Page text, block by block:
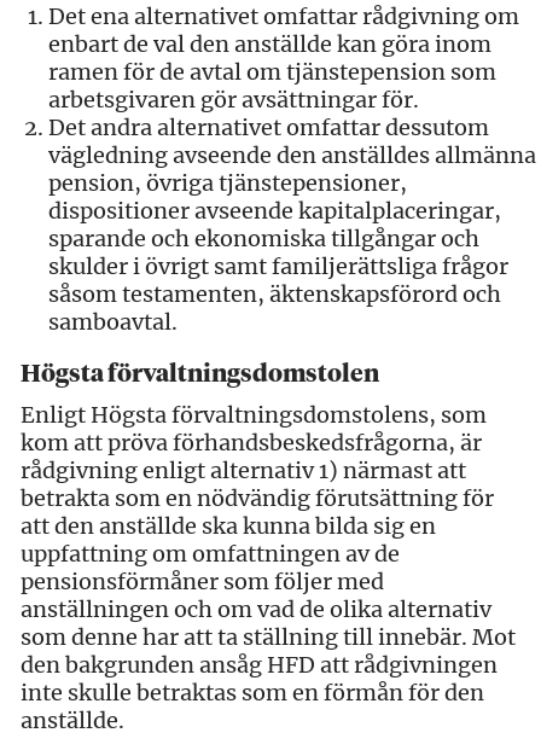
Det ena alternativet omfattar rådgivning om
enbart de val den anställde kan göra inom
ramen för de avtal om tjänstepension som
arbetsgivaren gör avsättningar för.
Det andra alternativet omfattar dessutom
vägledning avseende den anställdes allmänna
pension, övriga tjänstepensioner,
dispositioner avseende kapitalplaceringar,
sparande och ekonomiska tillgångar och
skulder i övrigt samt familjerättsliga frågor
såsom testamenten, äktenskapsförord och
samboavtal.
Högsta förvaltningsdomstolen
Enligt Högsta förvaltningsdomstolens, som
kom att pröva förhandsbeskedsfrågorna, är
rådgivning enligt alternativ 1) närmast att
betrakta som en nödvändig förutsättning för
att den anställde ska kunna bilda sig en
uppfattning om omfattningen av de
pensionsförmåner som följer med
anställningen och om vad de olika alternativ
som denne har att ta ställning till innebär. Mot
den bakgrunden ansåg HFD att rådgivningen
inte skulle betraktas som en förmån för den
anställde.